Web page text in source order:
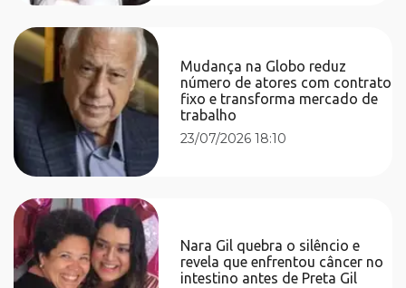
Mudança na Globo reduz
número de atores com contrato
fixo e transforma mercado de
trabalho
23/07/2026 18:10
Nara Gil quebra o silêncio e
revela que enfrentou câncer no
intestino antes de Preta Gil